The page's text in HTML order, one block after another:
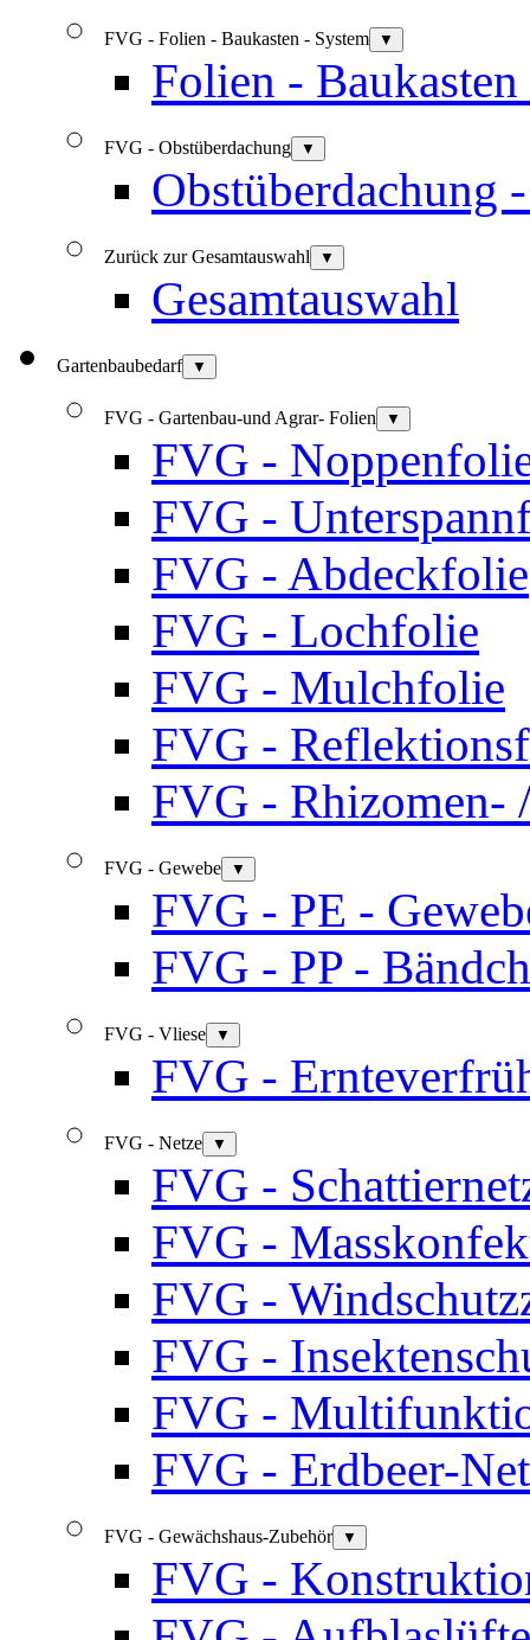
FVG - Folien - Baukasten - System ▼
Folien -
FVG - Obstüberdachung ▼
Obstüberdachung
Zurück zur Gesamtauswahl ▼
Gesamtauswahl
Gartenbaubedarf ▼
FVG - Gartenbau-und Agrar- Folien ▼
FVG -
FVG -
FVG - Abdeckfolie
FVG - Lochfolie
FVG - Mulchfolie
FVG -
FVG - Rhizomen-
FVG - Gewebe ▼
FVG - PE -
FVG - PP -
FVG - Vliese ▼
FVG -
FVG - Netze ▼
FVG -
FVG -
FVG -
FVG -
FVG -
FVG - Erdbeer-
FVG - Gewächshaus-Zubehör ▼
FVG -